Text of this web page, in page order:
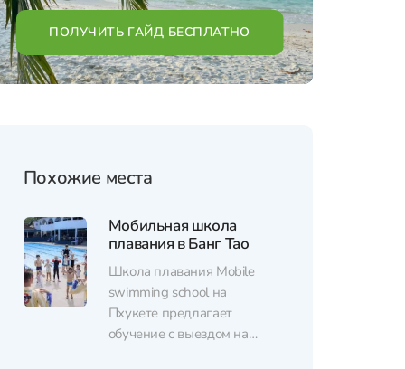
ПОЛУЧИТЬ ГАЙД БЕСПЛАТНО
Похожие места
Мобильная школа
плавания в Банг Тао
Школа плавания Mobile
swimming school на
Пхукете предлагает
обучение с выездом на